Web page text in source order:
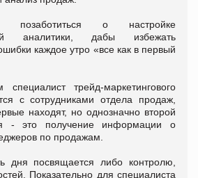
позаботиться о настройке
аналитики, дабы избежать
каждое утро «все как в первый
трейд-маркетингового
с сотрудниками отдела продаж,
находят, но однозначно второй
- это получение информации о
по продажам.
дня посвящается либо контролю,
Показательно для специалиста